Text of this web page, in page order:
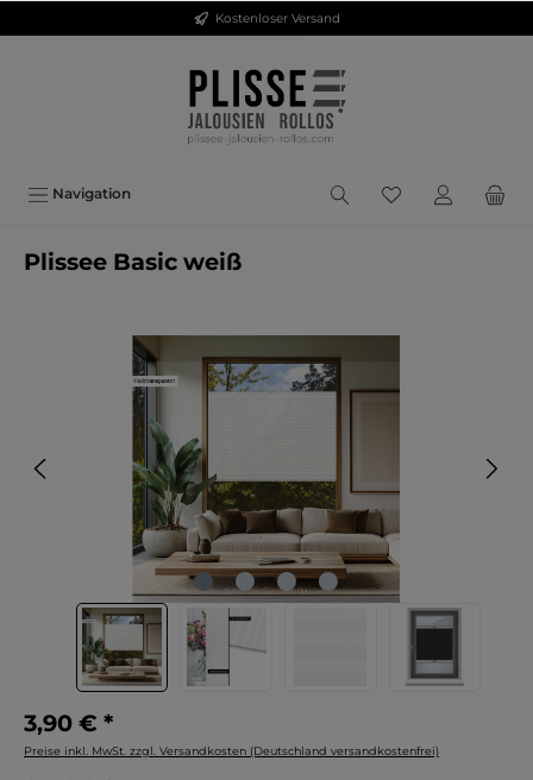
Kostenloser Versand
Navigation
Plissee Basic weiß
3,90 € *
Preise inkl. MwSt. zzgl. Versandkosten (Deutschland versandkostenfrei)